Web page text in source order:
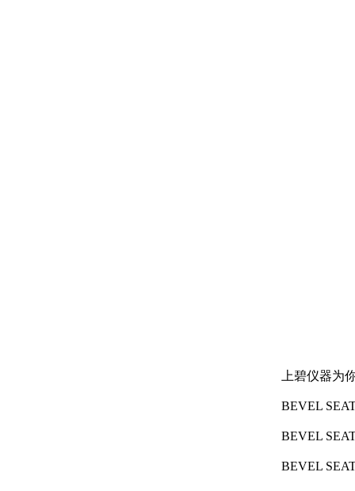
上碧仪器为
BEVEL
BEVEL
BEVEL